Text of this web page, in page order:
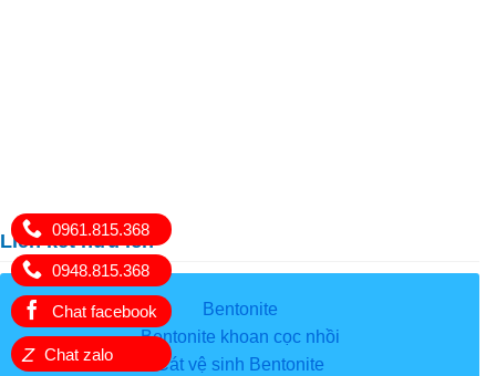
0961.815.368
0948.815.368
Chat facebook
Z Chat zalo
Liên kết hữu ích
Bentonite
Bentonite khoan cọc nhồi
Cát vệ sinh Bentonite